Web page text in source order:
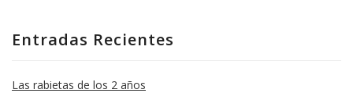
Entradas Recientes
Las rabietas de los 2 años